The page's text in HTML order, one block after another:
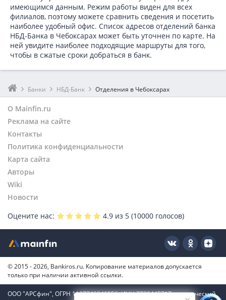
имеющимся данным. Режим работы виден для всех
филиалов, поэтому можете сравнить сведения и посетить
наиболее удобный офис. Список адресов отделений банка
НБД-Банка в Чебоксарах может быть уточнен по карте. На
ней увидите наиболее подходящие маршруты для того,
чтобы в сжатые сроки добраться в банк.
Банки НБД-Банк Отделения в Чебоксарах
О Mainfin.ru
Реклама на сайте
Контакты
Политика конфиденциальности
Карта сайта
Авторы
Wiki
Новости
Оцените нас:
4.9 из 5 (10000 голосов)
© 2015 - 2026, Bankiros.ru. Копирование материалов допускается
только при наличии активной ссылки.
ООО "АРСфин", ОГРН 1187746346556, ИНН 7722445717, юридический